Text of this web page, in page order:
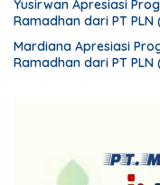
Yusirwan Apresiasi
Ramadhan dari PT PLN
Mardiana Apresiasi
Ramadhan dari PT PLN